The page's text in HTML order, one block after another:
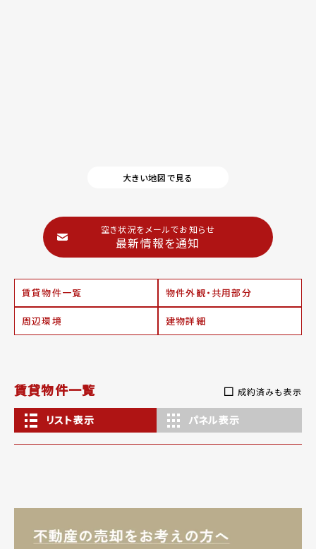
大きい地図で見る
空き状況をメールでお知らせ
最新情報を通知
賃貸物件一覧 物件外観・共用部分
周辺環境 建物詳細
賃貸物件一覧 成約済みも表示
リスト表示 パネル表示